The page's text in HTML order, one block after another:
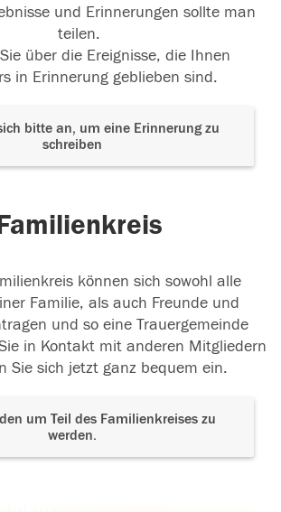
und Erinnerungen sollte man
teilen.
über die Ereignisse, die Ihnen
in Erinnerung geblieben sind.
bitte an, um eine Erinnerung zu
schreiben
können sich sowohl alle
Familie, als auch Freunde und
und so eine Trauergemeinde
in Kontakt mit anderen Mitgliedern
Sie sich jetzt ganz bequem ein.
um Teil des Familienkreises zu
werden.